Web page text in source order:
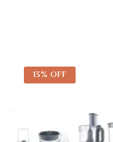
13% OFF